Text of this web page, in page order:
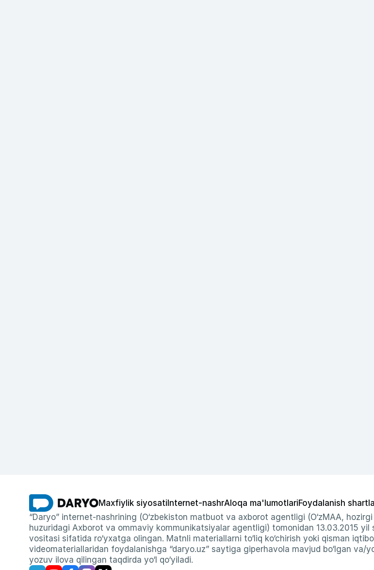
Maxfiylik siyosati Internet-nashrAloqa ma'lumotlariFoydalanish
“Daryo” internet-nashrining (O‘zbekiston matbuot va axborot agentligi (O‘zMAA,
huzuridagi Axborot va ommaviy kommunikatsiyalar agentligi) tomonidan 13.03.2015
vositasi sifatida ro‘yxatga olingan. Matnli materiallarni to‘liq ko‘chirish yoki qisman
videomateriallaridan foydalanishga “daryo.uz” saytiga giperhavola mavjud bo‘lgan va/
yozuv ilova qilingan taqdirda yo‘l qo‘yiladi.